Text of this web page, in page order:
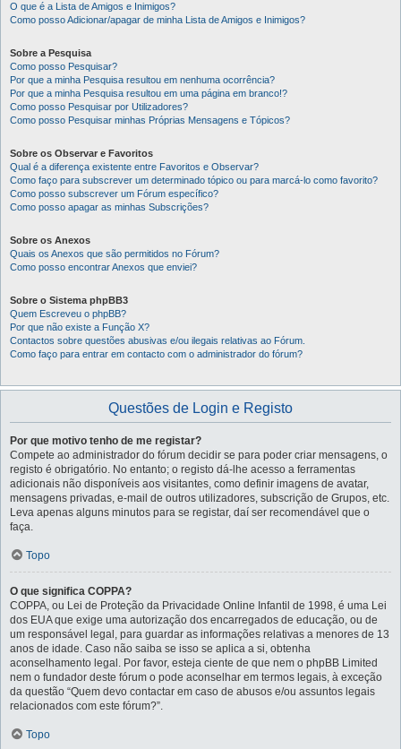
O que é a Lista de Amigos e Inimigos?
Como posso Adicionar/apagar de minha Lista de Amigos e Inimigos?
Sobre a Pesquisa
Como posso Pesquisar?
Por que a minha Pesquisa resultou em nenhuma ocorrência?
Por que a minha Pesquisa resultou em uma página em branco!?
Como posso Pesquisar por Utilizadores?
Como posso Pesquisar minhas Próprias Mensagens e Tópicos?
Sobre os Observar e Favoritos
Qual é a diferença existente entre Favoritos e Observar?
Como faço para subscrever um determinado tópico ou para marcá-lo como favorito?
Como posso subscrever um Fórum específico?
Como posso apagar as minhas Subscrições?
Sobre os Anexos
Quais os Anexos que são permitidos no Fórum?
Como posso encontrar Anexos que enviei?
Sobre o Sistema phpBB3
Quem Escreveu o phpBB?
Por que não existe a Função X?
Contactos sobre questões abusivas e/ou ilegais relativas ao Fórum.
Como faço para entrar em contacto com o administrador do fórum?
Questões de Login e Registo
Por que motivo tenho de me registar?
Compete ao administrador do fórum decidir se para poder criar mensagens, o
registo é obrigatório. No entanto; o registo dá-lhe acesso a ferramentas
adicionais não disponíveis aos visitantes, como definir imagens de avatar,
mensagens privadas, e-mail de outros utilizadores, subscrição de Grupos, etc.
Leva apenas alguns minutos para se registar, daí ser recomendável que o
faça.
Topo
O que significa COPPA?
COPPA, ou Lei de Proteção da Privacidade Online Infantil de 1998, é uma Lei
dos EUA que exige uma autorização dos encarregados de educação, ou de
um responsável legal, para guardar as informações relativas a menores de 13
anos de idade. Caso não saiba se isso se aplica a si, obtenha
aconselhamento legal. Por favor, esteja ciente de que nem o phpBB Limited
nem o fundador deste fórum o pode aconselhar em termos legais, à exceção
da questão “Quem devo contactar em caso de abusos e/ou assuntos legais
relacionados com este fórum?”.
Topo